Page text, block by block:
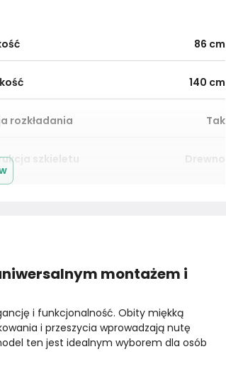
86 cm
140 cm
rozkładania Tak
szkieletu Drewno
Szarości
tkaniny
Skandynawski
montażem i
i funkcjonalność. Obity miękką
i przeszycia wprowadzają nutę
ten jest idealnym wyborem dla osób